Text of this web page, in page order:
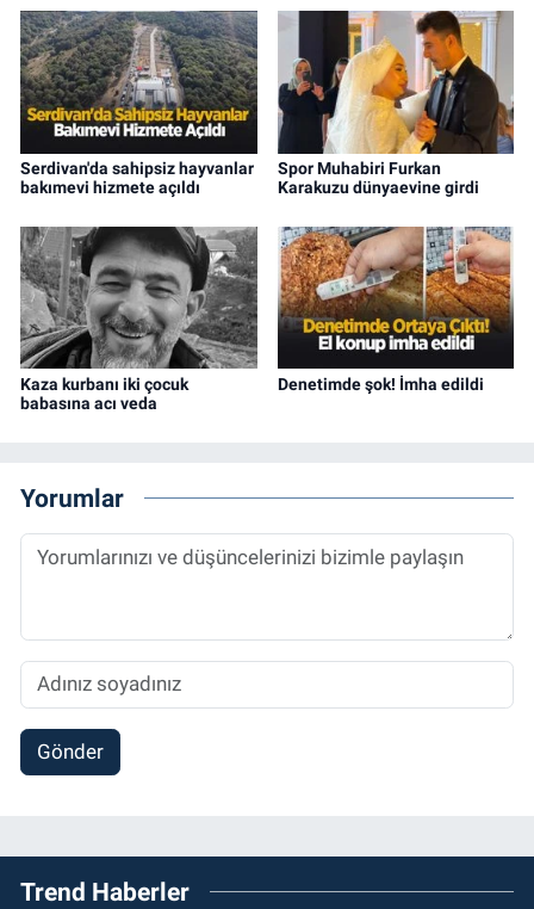
Serdivan'da sahipsiz hayvanlar
bakımevi hizmete açıldı
Spor Muhabiri Furkan
Karakuzu dünyaevine girdi
Kaza kurbanı iki çocuk
babasına acı veda
Denetimde şok! İmha edildi
Yorumlar
Gönder
Trend Haberler